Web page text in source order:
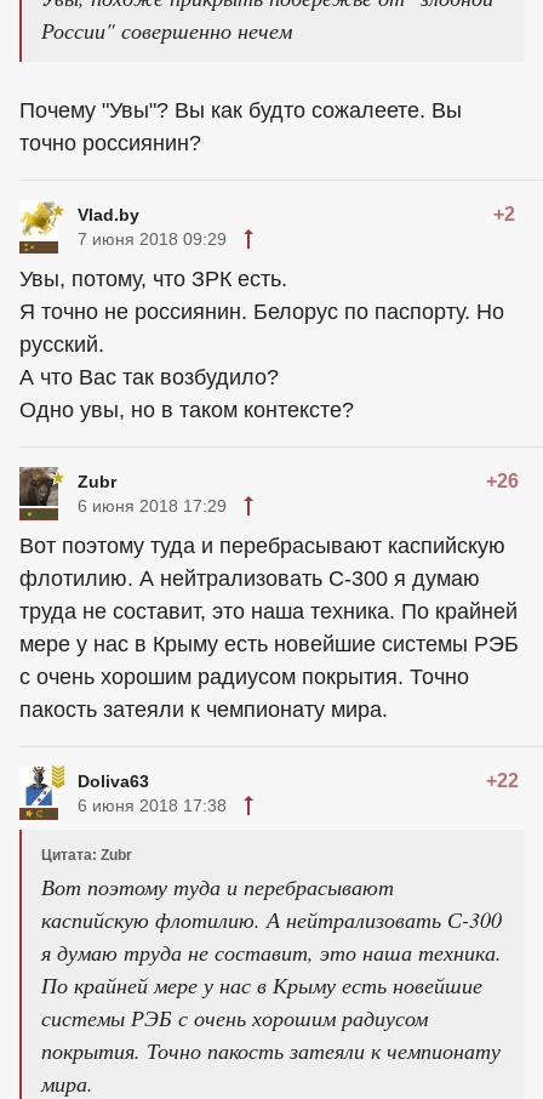
России" совершенно нечем
Почему "Увы"? Вы как будто сожалеете. Вы
точно россиянин?
Vlad.by +2
7 июня 2018 09:29
Увы, потому, что ЗРК есть.
Я точно не россиянин. Белорус по паспорту. Но
русский.
А что Вас так возбудило?
Одно увы, но в таком контексте?
Zubr +26
6 июня 2018 17:29
Вот поэтому туда и перебрасывают каспийскую
флотилию. А нейтрализовать С-300 я думаю
труда не составит, это наша техника. По крайней
мере у нас в Крыму есть новейшие системы РЭБ
с очень хорошим радиусом покрытия. Точно
пакость затеяли к чемпионату мира.
Doliva63 +22
6 июня 2018 17:38
Цитата: Zubr
Вот поэтому туда и перебрасывают
каспийскую флотилию. А нейтрализовать С-300
я думаю труда не составит, это наша техника.
По крайней мере у нас в Крыму есть новейшие
системы РЭБ с очень хорошим радиусом
покрытия. Точно пакость затеяли к чемпионату
мира.